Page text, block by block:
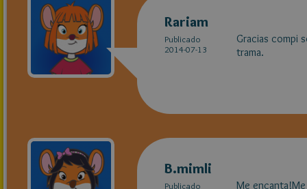
Rariam
Publicado
2014-07-13
Gracias compi
trama.
B.mimli
Publicado
Me